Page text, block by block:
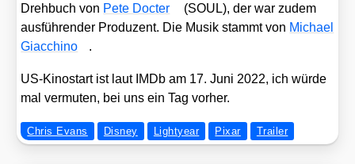
Dreh­buch von Pete Doc­ter
(SOUL), der war zudem
aus­füh­ren­der Pro­du­zent. Die Musik stammt von Micha­el
Giac­chi­no
.
US-Kino­start ist laut IMDb am 17. Juni 2022, ich wür­de
mal ver­mu­ten, bei uns ein Tag vor­her.
Chris Evans Disney Lightyear Pixar Trailer